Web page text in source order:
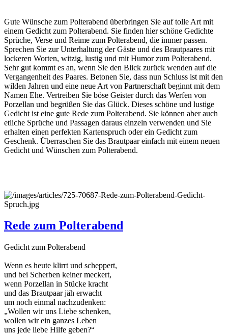
Gute Wünsche zum Polterabend überbringen Sie auf tolle Art mit
einem Gedicht zum Polterabend. Sie finden hier schöne Gedichte
Sprüche, Verse und Reime zum Polterabend, die immer passen.
Sprechen Sie zur Unterhaltung der Gäste und des Brautpaares mit
lockeren Worten, witzig, lustig und mit Humor zum Polterabend.
Sehr gut kommt es an, wenn Sie den Blick zurück wenden auf die
Vergangenheit des Paares. Betonen Sie, dass nun Schluss ist mit den
wilden Jahren und eine neue Art von Partnerschaft beginnt mit dem
Namen Ehe. Vertreiben Sie böse Geister durch das Werfen von
Porzellan und begrüßen Sie das Glück. Dieses schöne und lustige
Gedicht ist eine gute Rede zum Polterabend. Sie können aber auch
etliche Sprüche und Passagen daraus einzeln verwenden und Sie
erhalten einen perfekten Kartenspruch oder ein Gedicht zum
Geschenk. Überraschen Sie das Brautpaar einfach mit einem neuen
Gedicht und Wünschen zum Polterabend.
Rede zum Polterabend
Gedicht zum Polterabend
Wenn es heute klirrt und scheppert,
und bei Scherben keiner meckert,
wenn Porzellan in Stücke kracht
und das Brautpaar jäh erwacht
um noch einmal nachzudenken:
„Wollen wir uns Liebe schenken,
wollen wir ein ganzes Leben
uns jede liebe Hilfe geben?“